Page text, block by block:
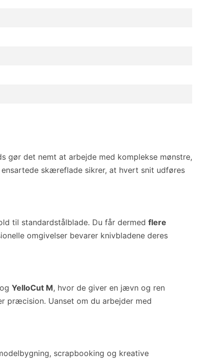
gør det nemt at arbejde med komplekse mønstre,
skæreflade sikrer, at hvert snit udføres
til standardstålblade. Du får dermed flere
omgivelser bevarer knivbladene deres
og YelloCut M, hvor de giver en jævn og ren
præcision. Uanset om du arbejder med
scrapbooking og kreative